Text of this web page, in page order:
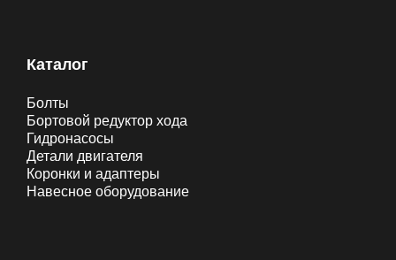
Каталог
Болты
Бортовой редуктор хода
Гидронасосы
Детали двигателя
Коронки и адаптеры
Навесное оборудование